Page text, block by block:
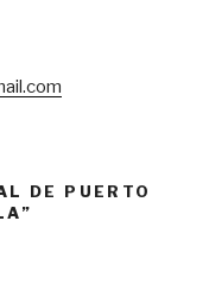
DE PUERTO